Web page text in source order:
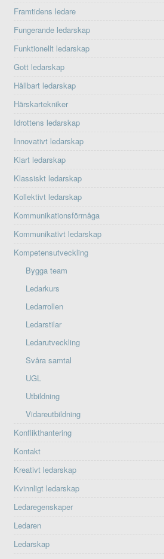
Framtidens ledare
Fungerande ledarskap
Funktionellt ledarskap
Gott ledarskap
Hållbart ledarskap
Härskartekniker
Idrottens ledarskap
Innovativt ledarskap
Klart ledarskap
Klassiskt ledarskap
Kollektivt ledarskap
Kommunikationsförmåga
Kommunikativt ledarskap
Kompetensutveckling
Bygga team
Ledarkurs
Ledarrollen
Ledarstilar
Ledarutveckling
Svåra samtal
UGL
Utbildning
Vidareutbildning
Konflikthantering
Kontakt
Kreativt ledarskap
Kvinnligt ledarskap
Ledaregenskaper
Ledaren
Ledarskap